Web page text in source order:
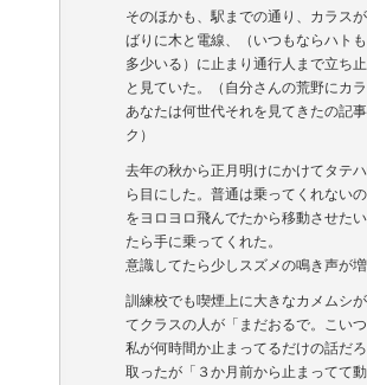
そのほかも、駅までの通り、カラス
ばりに木と電線、（いつもならハト
多少いる）に止まり通行人まで立ち
と見ていた。（自分さんの荒野にカラ
あなたは何世代それを見てきたの記
ク）
去年の秋から正月明けにかけてタテ
ら目にした。普通は乗ってくれない
をヨロヨロ飛んでたから移動させた
たら手に乗ってくれた。
意識してたら少しスズメの鳴き声が増
訓練校でも喫煙上に大きなカメムシ
てクラスの人が「まだおるで。こいつ
私が何時間か止まってるだけの話だ
取ったが「３か月前から止まってて動